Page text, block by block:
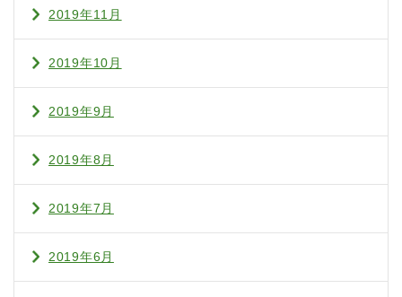
2019年11月
2019年10月
2019年9月
2019年8月
2019年7月
2019年6月